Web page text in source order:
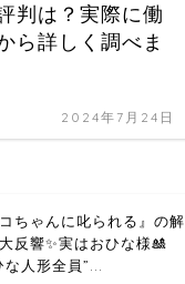
判は？実際に働
ら詳しく調べま
2024年7月24日
コちゃんに叱られる』の解
反響✨実はおひな様🎎
な人形全員”...